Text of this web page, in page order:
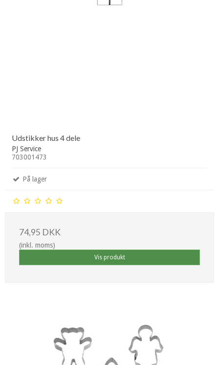
Udstikker hus 4 dele
PJ Service
703001473
På lager
74,95 DKK
(inkl. moms)
Vis produkt